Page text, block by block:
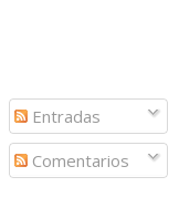
Entradas
Comentarios